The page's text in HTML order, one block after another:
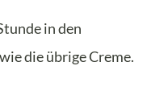
in den
die übrige Creme.